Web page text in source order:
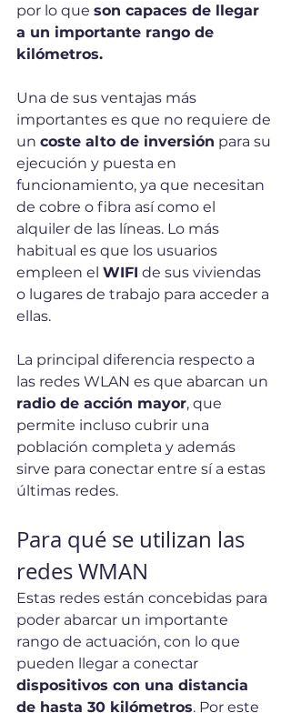
por lo que son capaces de llegar
a un importante rango de
kilómetros.
Una de sus ventajas más
importantes es que no requiere de
un coste alto de inversión para su
ejecución y puesta en
funcionamiento, ya que necesitan
de cobre o fibra así como el
alquiler de las líneas. Lo más
habitual es que los usuarios
empleen el WIFI de sus viviendas
o lugares de trabajo para acceder a
ellas.
La principal diferencia respecto a
las redes WLAN es que abarcan un
radio de acción mayor, que
permite incluso cubrir una
población completa y además
sirve para conectar entre sí a estas
últimas redes.
Para qué se utilizan las
redes WMAN
Estas redes están concebidas para
poder abarcar un importante
rango de actuación, con lo que
pueden llegar a conectar
dispositivos con una distancia
de hasta 30 kilómetros. Por este